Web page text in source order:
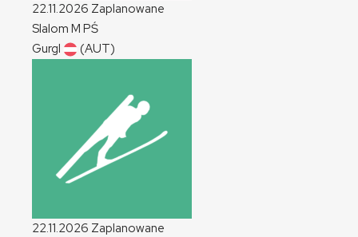
22.11.2026 Zaplanowane
Slalom M PŚ
Gurgl
(AUT)
22.11.2026 Zaplanowane